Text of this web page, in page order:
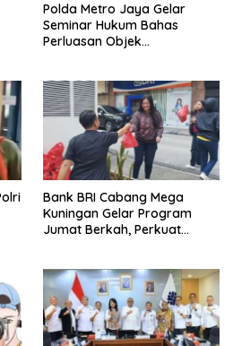
Polda Metro Jaya Gelar
Seminar Hukum Bahas
Perluasan Objek
Bank BRI Cabang Mega
Kuningan Gelar Program
Jumat Berkah, Perkuat